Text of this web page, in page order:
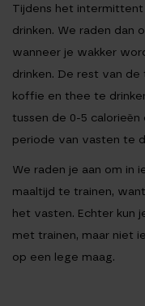
Tijdens het
drinken. We raden dan
wanneer je wakker
drinken. De rest van
koffie en thee te
tussen de 0-5
periode van vasten te
We raden je aan om in
maaltijd te trainen,
het vasten. Echter kun
met trainen, maar niet
op een lege maag.